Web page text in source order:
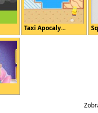
Taxi Apocaly...